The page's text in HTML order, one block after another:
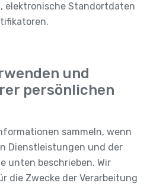
elektronische Standortdaten
und
persönlichen
sammeln, wenn
Dienstleistungen und der
unten beschrieben. Wir
die Zwecke der Verarbeitung